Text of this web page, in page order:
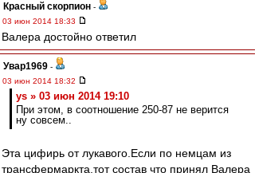
Красный скорпион -
03 июн 2014 18:33
Валера достойно ответил
Увар1969 -
03 июн 2014 18:32
ys » 03 июн 2014 19:10
При этом, в соотношение 250-87 не верится
ну совсем..
Эта цифирь от лукавого.Если по немцам из
трансфермаркта,тот состав что принял Валера